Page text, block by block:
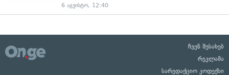
6 აგვისტო, 12:40
ჩვენ შესახებ
რეკლამა
სარედაქციო კოდექსი